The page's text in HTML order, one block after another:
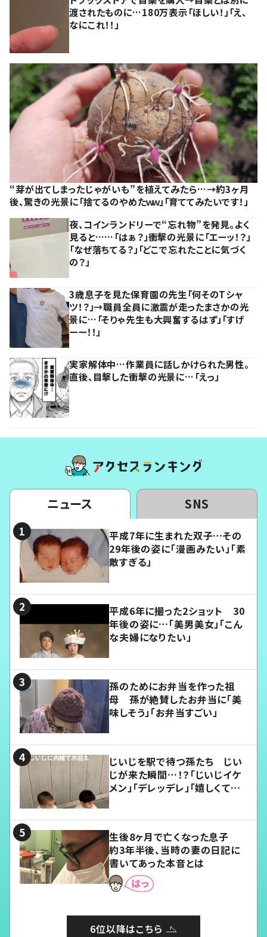
渡されたものに…180万表示「ほしい！」「え、
なにこれ！！」
“芽が出てしまったじゃがいも”を植えてみたら…→約3ヶ月
後、驚きの光景に「捨てるのやめたｗｗ」「育ててみたいです！」
夜、コインランドリーで“忘れ物”を発見。よく
見ると……「はぁ？」衝撃の光景に「エーッ！？」
「なぜ落ちてる？」「どこで忘れたことに気づく
の？」
3歳息子を見た保育園の先生「何そのTシャ
ツ！？」→職員全員に激震が走ったまさかの光
景に…「そりゃ先生も大興奮するはず」「すげ
ーー！！」
実家解体中…作業員に話しかけられた男性。
直後、目撃した衝撃の光景に…「えっ」
ニュース SNS
平成7年に生まれた双子…その
29年後の姿に「漫画みたい」「素
敵すぎる」
平成6年に撮った2ショット 30
年後の姿に…「美男美女」「こん
な夫婦になりたい」
孫のためにお弁当を作った祖
母 孫が絶賛したお弁当に「美
味しそう」「お弁当すごい」
じいじを駅で待つ孫たち じい
じが来た瞬間…！？「じいじイケ
メン」「デレッデレ」「嬉しくて可
生後8ヶ月で亡くなった息子
約3年半後、当時の妻の日記に
書いてあった本音とは
6位以降はこちら